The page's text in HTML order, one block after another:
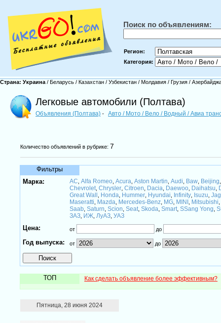
Поиск по объявлениям:
Регион:
Категория:
Страна: Украина / Беларусь / Казахстан / Узбекистан / Молдавия / Грузия /
Легковые автомобили (Полтава)
Объявления (Полтава) - Авто / Мото / Вело / Водный / Авиа
Количество объявлений в рубрике: 7
Фильтры
Марка:
AC Alfa Romeo, Acura Aston Martin Audi Baw, Beijing
Chevrolet, Chrysler, Citroen Dacia Daewoo, Daihatsu
Great Wall
Honda Hummer, Hyundai Infinity, Isuzu
Maseratti
Mazda Mercedes-Benz, MG, MINI Mitsubishi
Saab, Saturn Scion Seat, Skoda Smart, SSang Yong
ЗАЗ, ИЖ, ЛуАЗ, УАЗ
Цена: от до
Год выпуска: от до
ТОП Как сделать объявление более эффективным?
Пятница, 28 июня 2024